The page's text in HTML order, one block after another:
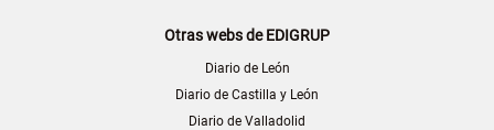
Otras webs de EDIGRUP
Diario de León
Diario de Castilla y León
Diario de Valladolid